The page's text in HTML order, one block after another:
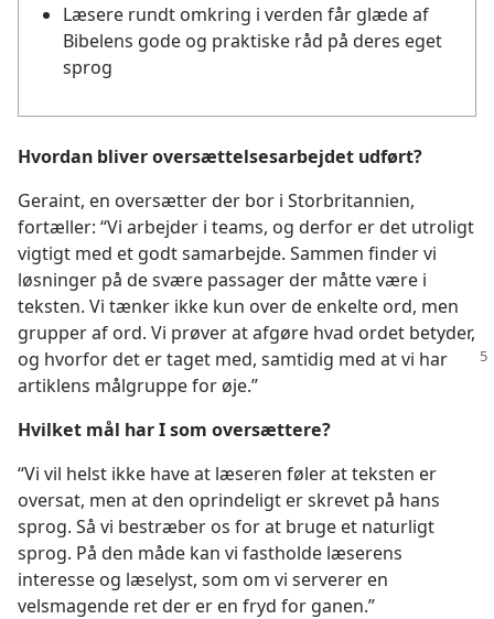
Læsere rundt omkring i verden får glæde af
Bibelens gode og praktiske råd på deres eget
sprog
Hvordan bliver oversættelsesarbejdet udført?
Geraint, en oversætter der bor i Storbritannien,
fortæller: “Vi arbejder i teams, og derfor er det utroligt
vigtigt med et godt samarbejde. Sammen finder vi
løsninger på de svære passager der måtte være i
teksten. Vi tænker ikke kun over de enkelte ord, men
grupper af ord. Vi prøver at afgøre hvad ordet betyder,
og hvorfor det er taget med, samtidig med at vi har
artiklens målgruppe for øje.”
Hvilket mål har I som oversættere?
“Vi vil helst ikke have at læseren føler at teksten er
oversat, men at den oprindeligt er skrevet på hans
sprog. Så vi bestræber os for at bruge et naturligt
sprog. På den måde kan vi fastholde læserens
interesse og læselyst, som om vi serverer en
velsmagende ret der er en fryd for ganen.”